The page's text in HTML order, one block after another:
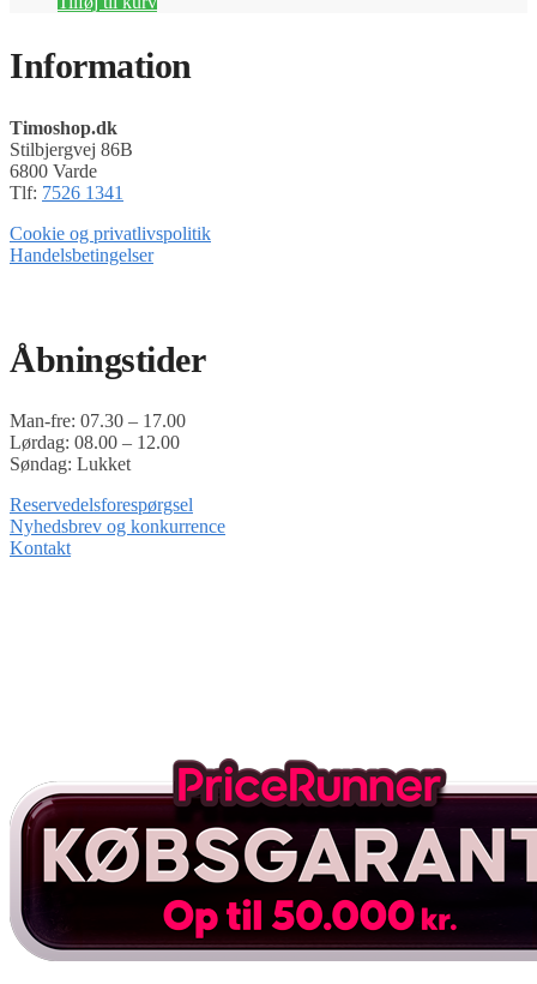
Information
Timoshop.dk
Stilbjergvej 86B
6800 Varde
Tlf: 7526 1341
Cookie og privatlivspolitik
Handelsbetingelser
Åbningstider
Man-fre: 07.30 – 17.00
Lørdag: 08.00 – 12.00
Søndag: Lukket
Reservedelsforespørgsel
Nyhedsbrev og konkurrence
Kontakt